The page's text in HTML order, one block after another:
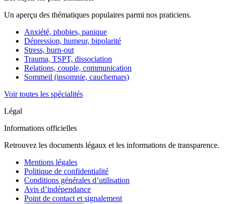
Un aperçu des thématiques populaires parmi nos praticiens.
Anxiété, phobies, panique
Dépression, humeur, bipolarité
Stress, burn-out
Trauma, TSPT, dissociation
Relations, couple, communication
Sommeil (insomnie, cauchemars)
Voir toutes les spécialités
Légal
Informations officielles
Retrouvez les documents légaux et les informations de transparence.
Mentions légales
Politique de confidentialité
Conditions générales d’utilisation
Avis d’indépendance
Point de contact et signalement